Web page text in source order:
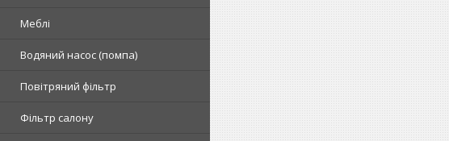
Меблі
Водяний насос (помпа)
Повітряний фільтр
Фільтр салону